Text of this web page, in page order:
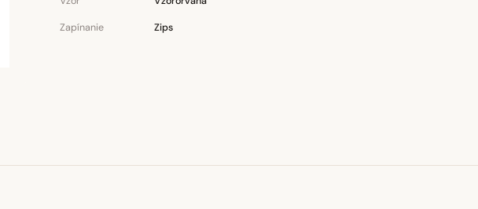
Zapínanie Zips